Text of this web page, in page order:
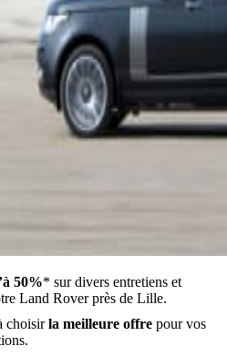
50%* sur divers entretiens et
Land Rover près de Lille.
choisirla meilleure offre pour vos